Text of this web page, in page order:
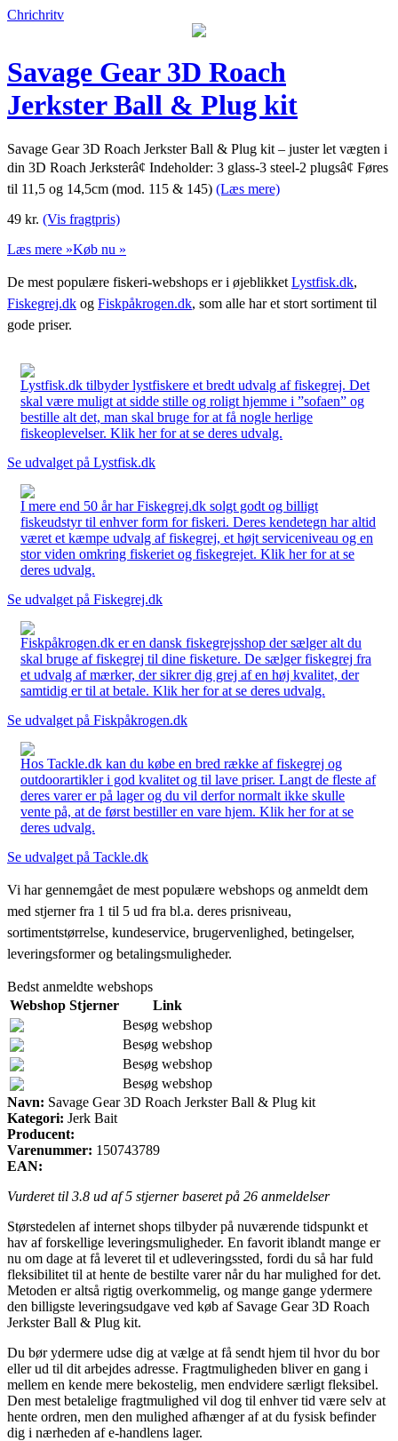
Chrichritv
Savage Gear 3D Roach
Jerkster Ball & Plug kit
Savage Gear 3D Roach Jerkster Ball & Plug kit – juster let vægten i
din 3D Roach Jerksterâ¢ Indeholder: 3 glass-3 steel-2 plugsâ¢ Føres
til 11,5 og 14,5cm (mod. 115 & 145) (Læs mere)
49 kr. (Vis fragtpris)
Læs mere »Køb nu »
De mest populære fiskeri-webshops er i øjeblikket Lystfisk.dk,
Fiskegrej.dk og Fiskpåkrogen.dk, som alle har et stort sortiment til
gode priser.
Lystfisk.dk tilbyder lystfiskere et bredt udvalg af fiskegrej. Det
skal være muligt at sidde stille og roligt hjemme i ”sofaen” og
bestille alt det, man skal bruge for at få nogle herlige
fiskeoplevelser. Klik her for at se deres udvalg.
Se udvalget på Lystfisk.dk
I mere end 50 år har Fiskegrej.dk solgt godt og billigt
fiskeudstyr til enhver form for fiskeri. Deres kendetegn har altid
været et kæmpe udvalg af fiskegrej, et højt serviceniveau og en
stor viden omkring fiskeriet og fiskegrejet. Klik her for at se
deres udvalg.
Se udvalget på Fiskegrej.dk
Fiskpåkrogen.dk er en dansk fiskegrejsshop der sælger alt du
skal bruge af fiskegrej til dine fisketure. De sælger fiskegrej fra
et udvalg af mærker, der sikrer dig grej af en høj kvalitet, der
samtidig er til at betale. Klik her for at se deres udvalg.
Se udvalget på Fiskpåkrogen.dk
Hos Tackle.dk kan du købe en bred række af fiskegrej og
outdoorartikler i god kvalitet og til lave priser. Langt de fleste af
deres varer er på lager og du vil derfor normalt ikke skulle
vente på, at de først bestiller en vare hjem. Klik her for at se
deres udvalg.
Se udvalget på Tackle.dk
Vi har gennemgået de mest populære webshops og anmeldt dem
med stjerner fra 1 til 5 ud fra bl.a. deres prisniveau,
sortimentstørrelse, kundeservice, brugervenlighed, betingelser,
leveringsformer og betalingsmuligheder.
Bedst anmeldte webshops
Webshop Stjerner
Link
Besøg webshop
Besøg webshop
Besøg webshop
Besøg webshop
Navn: Savage Gear 3D Roach Jerkster Ball & Plug kit
Kategori: Jerk Bait
Producent:
Varenummer: 150743789
EAN:
Vurderet til 3.8 ud af 5 stjerner baseret på 26 anmeldelser
Størstedelen af internet shops tilbyder på nuværende tidspunkt et
hav af forskellige leveringsmuligheder. En favorit iblandt mange er
nu om dage at få leveret til et udleveringssted, fordi du så har fuld
fleksibilitet til at hente de bestilte varer når du har mulighed for det.
Metoden er altså rigtig overkommelig, og mange gange ydermere
den billigste leveringsudgave ved køb af Savage Gear 3D Roach
Jerkster Ball & Plug kit.
Du bør ydermere udse dig at vælge at få sendt hjem til hvor du bor
eller ud til dit arbejdes adresse. Fragtmuligheden bliver en gang i
mellem en kende mere bekostelig, men endvidere særligt fleksibel.
Den mest betalelige fragtmulighed vil dog til enhver tid være selv at
hente ordren, men den mulighed afhænger af at du fysisk befinder
dig i nærheden af e-handlens lager.